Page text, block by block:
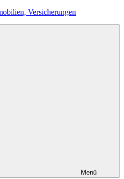
Versicherungen
Menü